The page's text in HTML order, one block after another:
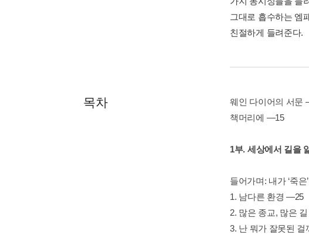
그대로 흡수하는 엠
친절하게 들려준다.
목차
웨인 다이어의 서문
책머리에 ―15
1부. 세상에서 길을
들어가며: 내가 ‘죽
1. 남다른 환경 ―25
2. 많은 종교, 많은
3. 난 뭐가 잘못된